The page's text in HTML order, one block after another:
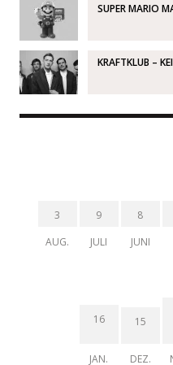
SUPER MARIO
KRAFTKLUB –
3
AUG.
9
JULI
8
JUNI
16
JAN.
15
DEZ.